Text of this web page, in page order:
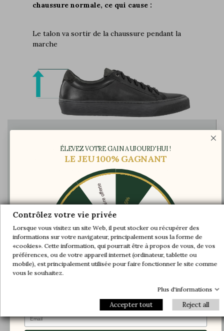
chaussure normale, ce qui cause :
Le talon va sortir de la chaussure pendant la
marche
Au niveau du coup de pied, l’axe de la tige est
modifié afin de donner suffisamment d’espace
au pied et de garantir maintient et confort
Contrôlez votre vie privée
Lorsque vous visitez un site Web, il peut stocker ou récupérer des
informations sur votre navigateur, principalement sous la forme de
«cookies». Cette information, qui pourrait être à propos de vous, de vos
préférences, ou de votre appareil internet (ordinateur, tablette ou
mobile), est principalement utilisée pour faire fonctionner le site comme
vous le souhaitez.
Plus d'informations
Accepter tout Reject all
ÉLEVEZ VOTRE GAIN AUJOURD'HUI !
LE JEU 100% GAGNANT
-5%
-20%
-30%
Une paire offerte
-10%
-20%
-30% Une paire offerte